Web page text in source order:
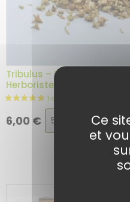
Tribulus – Plante en vrac –
Herboristerie du Dr.
6,00 €
Choix
de
Ce
et